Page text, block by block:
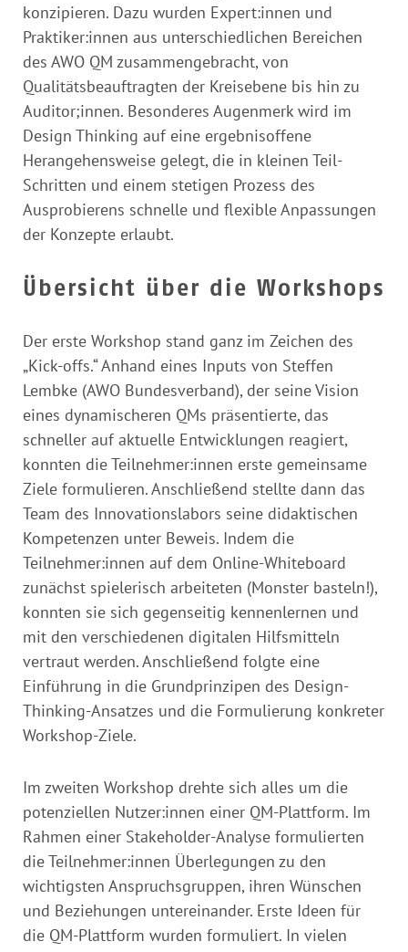
konzipieren. Dazu wurden Expert:innen und
Praktiker:innen aus unterschiedlichen Bereichen
des AWO QM zusammengebracht, von
Qualitätsbeauftragten der Kreisebene bis hin zu
Auditor;innen. Besonderes Augenmerk wird im
Design Thinking auf eine ergebnisoffene
Herangehensweise gelegt, die in kleinen Teil-
Schritten und einem stetigen Prozess des
Ausprobierens schnelle und flexible Anpassungen
der Konzepte erlaubt.
Übersicht über die Workshops
Der erste Workshop stand ganz im Zeichen des
„Kick-offs.“ Anhand eines Inputs von Steffen
Lembke (AWO Bundesverband), der seine Vision
eines dynamischeren QMs präsentierte, das
schneller auf aktuelle Entwicklungen reagiert,
konnten die Teilnehmer:innen erste gemeinsame
Ziele formulieren. Anschließend stellte dann das
Team des Innovationslabors seine didaktischen
Kompetenzen unter Beweis. Indem die
Teilnehmer:innen auf dem Online-Whiteboard
zunächst spielerisch arbeiteten (Monster basteln!),
konnten sie sich gegenseitig kennenlernen und
mit den verschiedenen digitalen Hilfsmitteln
vertraut werden. Anschließend folgte eine
Einführung in die Grundprinzipen des Design-
Thinking-Ansatzes und die Formulierung konkreter
Workshop-Ziele.
Im zweiten Workshop drehte sich alles um die
potenziellen Nutzer:innen einer QM-Plattform. Im
Rahmen einer Stakeholder-Analyse formulierten
die Teilnehmer:innen Überlegungen zu den
wichtigsten Anspruchsgruppen, ihren Wünschen
und Beziehungen untereinander. Erste Ideen für
die QM-Plattform wurden formuliert. In vielen